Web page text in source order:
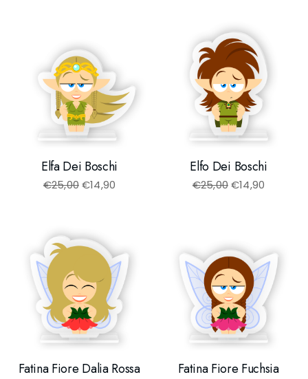
Elfa Dei Boschi
€25,00€14,90
Elfo Dei Boschi
€25,00€14,90
Fatina Fiore Dalia Rossa Fatina Fiore Fuchsia